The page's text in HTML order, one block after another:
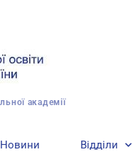
академії
Новини Відділи